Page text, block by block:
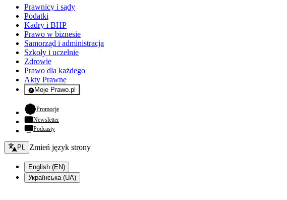
Prawnicy i sądy
Podatki
Kadry i BHP
Prawo w biznesie
Samorząd i administracja
Szkoły i uczelnie
Zdrowie
Prawo dla każdego
Akty Prawne
Moje Prawo.pl
- rejestracja i logowanie do serwisu
Promocje- otwiera się w nowej karcie
Newsletter
Podcasty
Zmień język - bieżący:
PL Zmień język strony
English (EN)
Українська (UA)